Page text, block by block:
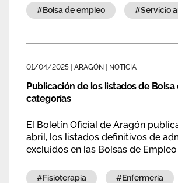
enfermeras de Salud Mental.
#bolsa de empleo #servicio
01/04/2025 ARAGÓN NOTICIA
Publicación de los listados de Bolsa
categorías
El Boletín Oficial de Aragón
abril, los listados definitivos de
excluidos en las Bolsas de
categorías.
#fisioterapia #enfermería